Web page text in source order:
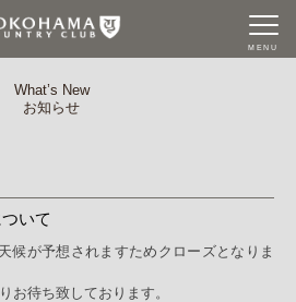
MENU
What’s New
お知らせ
いて
候が予想されますためクローズとなりま
お待ち致しております。